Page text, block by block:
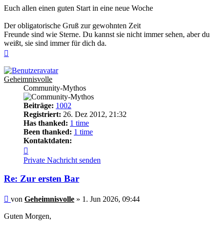
Euch allen einen guten Start in eine neue Woche
Der obligatorische Gruß zur gewohnten Zeit
Freunde sind wie Sterne. Du kannst sie nicht immer sehen, aber du
weißt, sie sind immer für dich da.
Geheimnisvolle
Community-Mythos
Beiträge: 1002
Registriert: 26. Dez 2012, 21:32
Has thanked: 1 time
Been thanked: 1 time
Kontaktdaten:
von
Geheimnisvolle
Private Nachricht senden
Re: Zur ersten Bar
Beitrag
von Geheimnisvolle » 1. Jun 2026, 09:44
Guten Morgen,